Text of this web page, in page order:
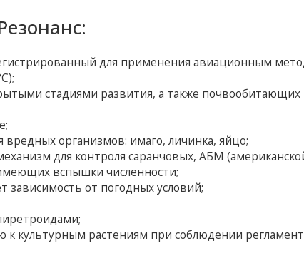
для применения авиационным
стадиями развития, а также почвообитающих
вредных организмов: имаго, личинка, яйцо;
для контроля саранчовых, АБМ
вспышки численности;
зависимость от погодных условий;
к культурным растениям при соблюдении